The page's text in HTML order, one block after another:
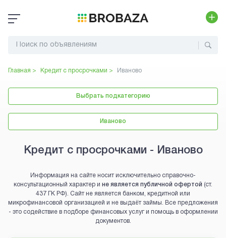
Главная > Кредит с просрочками > Иваново
Выбрать подкатегорию
Иваново
Кредит с просрочками - Иваново
Информация на сайте носит исключительно справочно-
консультационный характер и не является публичной офертой (ст.
437 ГК РФ). Сайт не является банком, кредитной или
микрофинансовой организацией и не выдаёт займы. Все предложения
- это содействие в подборе финансовых услуг и помощь в оформлении
документов.